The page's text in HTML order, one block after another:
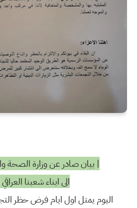
| بيان صادر عن وزارة الصحة
الى ابناء شعبنا
اليوم يمتل اول ايام فرض حظر